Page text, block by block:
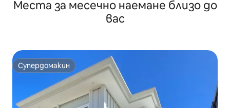
Места за месечно наемане близо до
вас
Супердомакин
Супердомакин